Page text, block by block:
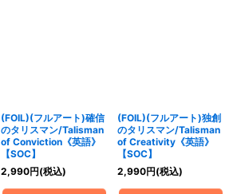
絞り込む
(FOIL)(フルアート)確信
のタリスマン/Talisman
of Conviction《英語》
【SOC】
2,990円(税込)
(FOIL)(フルアート)独創
のタリスマン/Talisman
of Creativity《英語》
【SOC】
2,990円(税込)